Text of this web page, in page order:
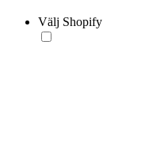
Välj Shopify